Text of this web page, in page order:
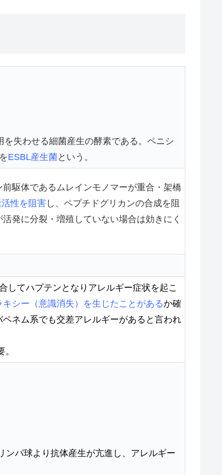
失わせる細菌産生の酵素である。ペニシ
ESBL産生菌という。
駆体であるムレインモノマーが重合・架橋
性を阻害 し、ペプチドグリカンの合成を阻
発に分裂・増殖していない場合は効きにく
してハプテンとなりアレルギー症状を起こ
シー（意識消失）を生じたことがあるか確
ネム系でも交差アレルギーがあると言われ
パ球より抗体産生が亢進し、アレルギー